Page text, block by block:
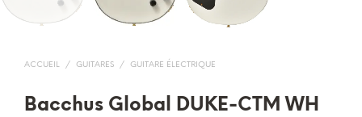
ACCUEIL / GUITARES / GUITARE ÉLECTRIQUE
Bacchus Global DUKE-CTM WH